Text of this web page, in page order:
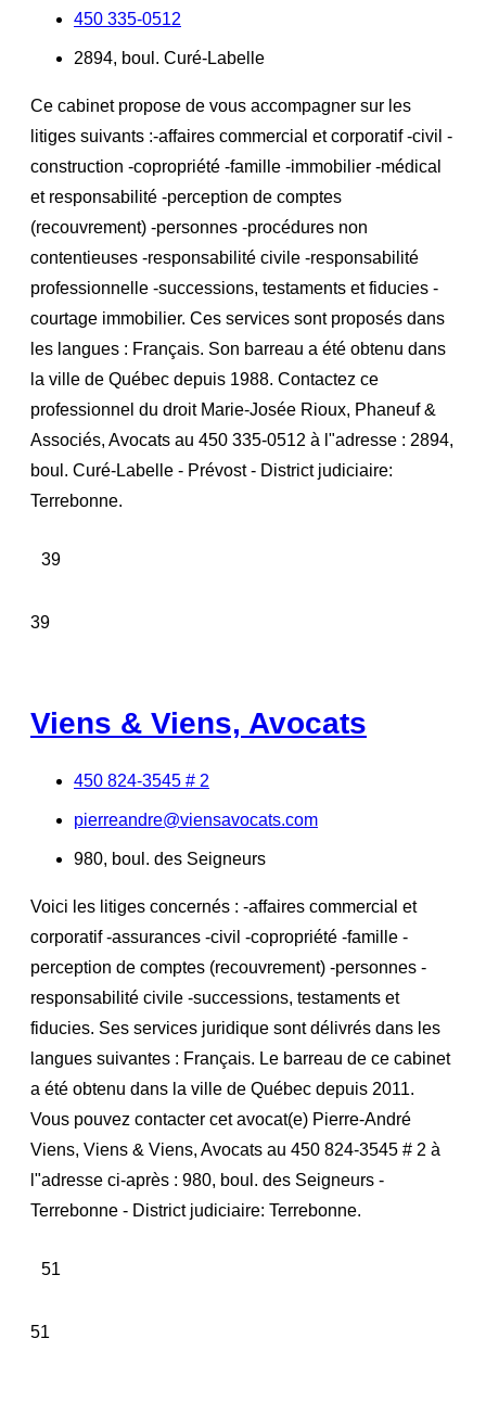
450 335-0512
2894, boul. Curé-Labelle
Ce cabinet propose de vous accompagner sur les
litiges suivants :-affaires commercial et corporatif -civil -
construction -copropriété -famille -immobilier -médical
et responsabilité -perception de comptes
(recouvrement) -personnes -procédures non
contentieuses -responsabilité civile -responsabilité
professionnelle -successions, testaments et fiducies -
courtage immobilier. Ces services sont proposés dans
les langues : Français. Son barreau a été obtenu dans
la ville de Québec depuis 1988. Contactez ce
professionnel du droit Marie-Josée Rioux, Phaneuf &
Associés, Avocats au 450 335-0512 à l"adresse : 2894,
boul. Curé-Labelle - Prévost - District judiciaire:
Terrebonne.
39
39
Viens & Viens, Avocats
450 824-3545 # 2
pierreandre@viensavocats.com
980, boul. des Seigneurs
Voici les litiges concernés : -affaires commercial et
corporatif -assurances -civil -copropriété -famille -
perception de comptes (recouvrement) -personnes -
responsabilité civile -successions, testaments et
fiducies. Ses services juridique sont délivrés dans les
langues suivantes : Français. Le barreau de ce cabinet
a été obtenu dans la ville de Québec depuis 2011.
Vous pouvez contacter cet avocat(e) Pierre-André
Viens, Viens & Viens, Avocats au 450 824-3545 # 2 à
l"adresse ci-après : 980, boul. des Seigneurs -
Terrebonne - District judiciaire: Terrebonne.
51
51